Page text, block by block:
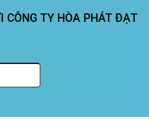
CÔNG TY HÒA PHÁT ĐẠT